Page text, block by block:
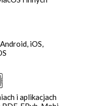
iOS,
i aplikacjach